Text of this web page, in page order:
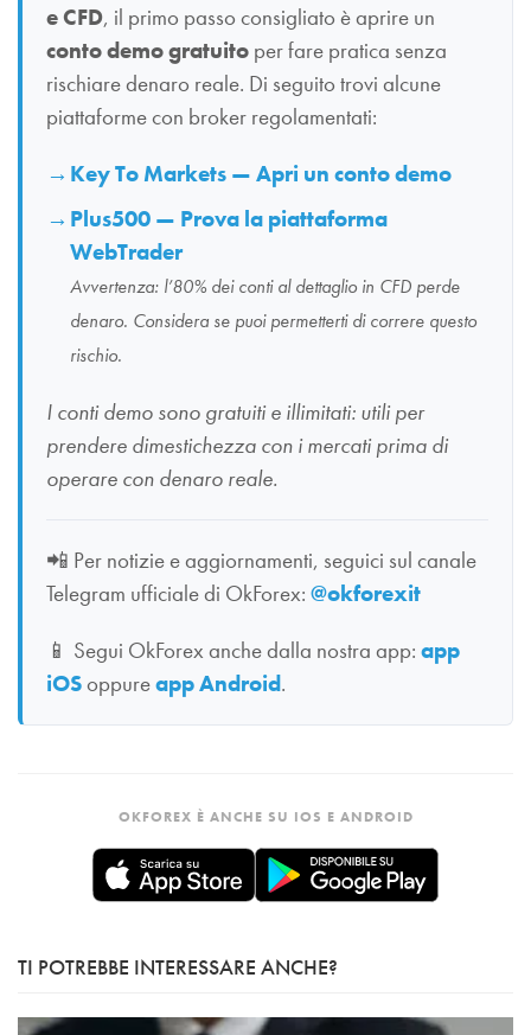
e CFD, il primo passo consigliato è aprire un
conto demo gratuito per fare pratica senza
rischiare denaro reale. Di seguito trovi alcune
piattaforme con broker regolamentati:
Key To Markets — Apri un conto demo
Plus500 — Prova la piattaforma
WebTrader
Avvertenza: l’80% dei conti al dettaglio in CFD perde
denaro. Considera se puoi permetterti di correre questo
rischio.
I conti demo sono gratuiti e illimitati: utili per
prendere dimestichezza con i mercati prima di
operare con denaro reale.
📲 Per notizie e aggiornamenti, seguici sul canale
Telegram ufficiale di OkForex: @okforexit
📱 Segui OkForex anche dalla nostra app: app
iOSoppureapp Android.
OKFOREX È ANCHE SU IOS E ANDROID
TI POTREBBE INTERESSARE ANCHE?